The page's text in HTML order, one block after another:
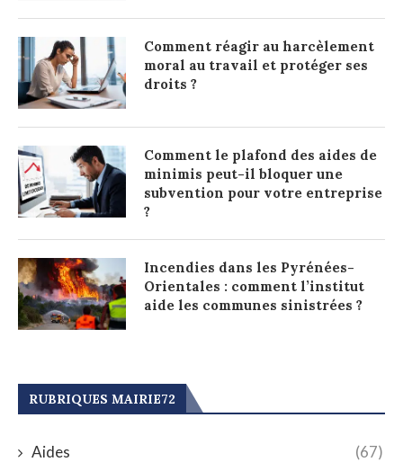
Comment réagir au harcèlement
moral au travail et protéger ses
droits ?
Comment le plafond des aides de
minimis peut-il bloquer une
subvention pour votre entreprise
?
Incendies dans les Pyrénées-
Orientales : comment l’institut
aide les communes sinistrées ?
RUBRIQUES MAIRIE72
Aides (67)